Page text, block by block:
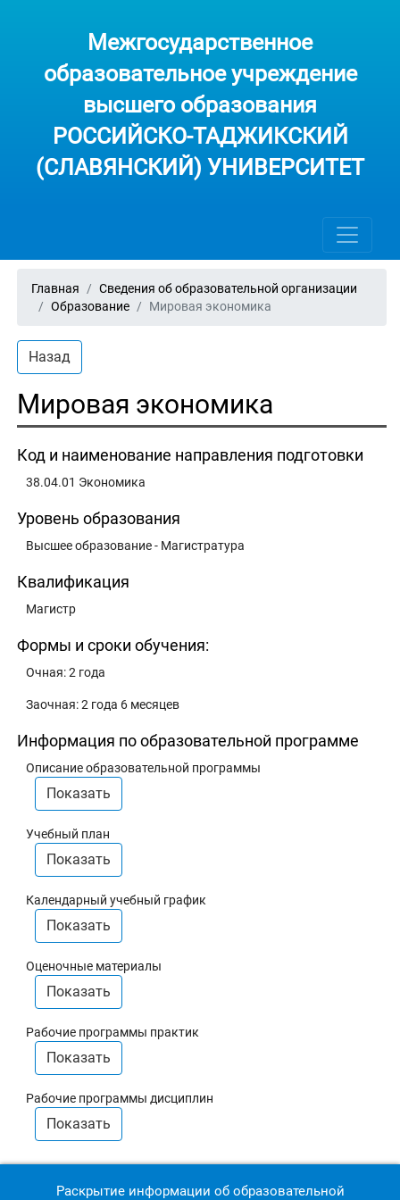
Межгосударственное
образовательное учреждение
высшего образования
РОССИЙСКО-ТАДЖИКСКИЙ
(СЛАВЯНСКИЙ) УНИВЕРСИТЕТ
Главная
Сведения об образовательной организации
Образование
Мировая экономика
Назад
Мировая экономика
Код и наименование направления подготовки
38.04.01 Экономика
Уровень образования
Высшее образование - Магистратура
Квалификация
Магистр
Формы и сроки обучения:
Очная: 2 года
Заочная: 2 года 6 месяцев
Информация по образовательной программе
Описание образовательной программы
Показать
Учебный план
Показать
Календарный учебный график
Показать
Оценочные материалы
Показать
Рабочие программы практик
Показать
Рабочие программы дисциплин
Показать
Раскрытие информации об образовательной